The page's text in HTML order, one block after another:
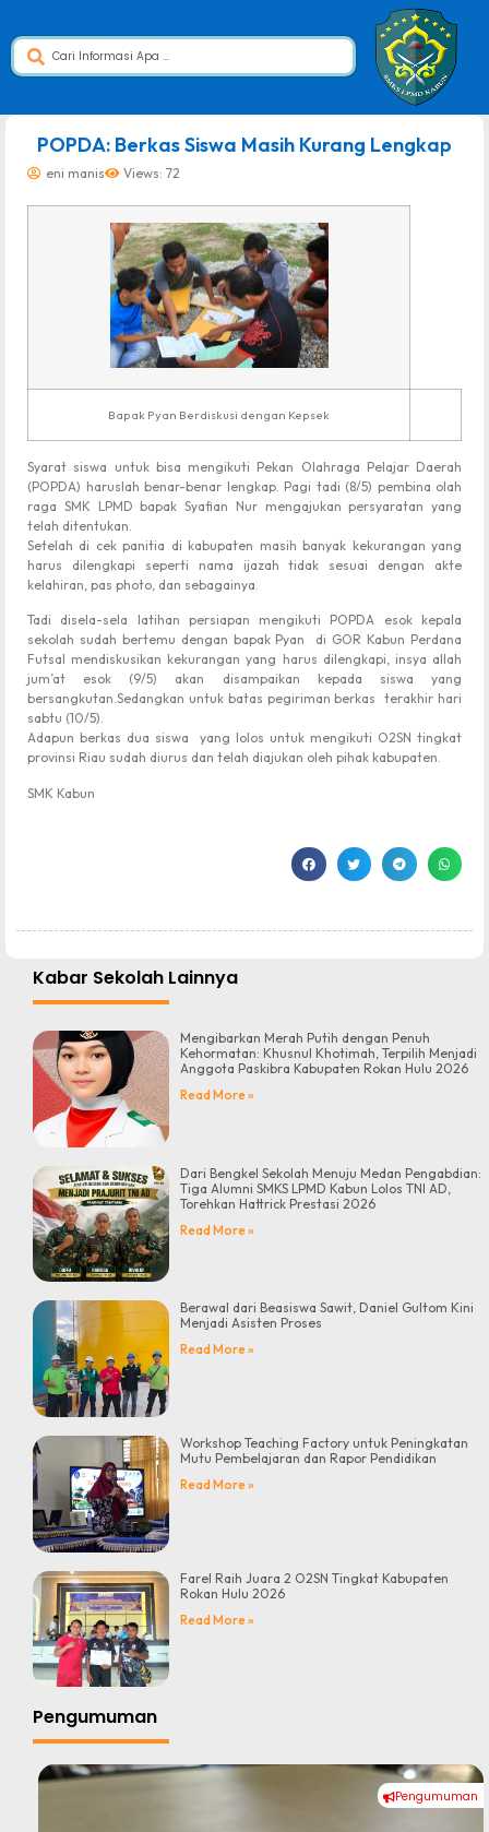
POPDA: Berkas Siswa Masih Kurang Lengkap
eni manis Views: 72
Bapak Pyan Berdiskusi dengan Kepsek
Syarat siswa untuk bisa mengikuti Pekan Olahraga Pelajar Daerah
(POPDA) haruslah benar-benar lengkap. Pagi tadi (8/5) pembina olah
raga SMK LPMD bapak Syafian Nur mengajukan persyaratan yang
telah ditentukan.
Setelah di cek panitia di kabupaten masih banyak kekurangan yang
harus dilengkapi seperti nama ijazah tidak sesuai dengan akte
kelahiran, pas photo, dan sebagainya.
Tadi disela-sela latihan persiapan mengikuti POPDA esok kepala
sekolah sudah bertemu dengan bapak Pyan di GOR Kabun Perdana
Futsal mendiskusikan kekurangan yang harus dilengkapi, insya allah
jum’at esok (9/5) akan disampaikan kepada siswa yang
bersangkutan.Sedangkan untuk batas pegiriman berkas terakhir hari
sabtu (10/5).
Adapun berkas dua siswa yang lolos untuk mengikuti O2SN tingkat
provinsi Riau sudah diurus dan telah diajukan oleh pihak kabupaten.
SMK Kabun
Kabar Sekolah Lainnya
Mengibarkan Merah Putih dengan Penuh
Kehormatan: Khusnul Khotimah, Terpilih Menjadi
Anggota Paskibra Kabupaten Rokan Hulu 2026
Read More »
Dari Bengkel Sekolah Menuju Medan Pengabdian:
Tiga Alumni SMKS LPMD Kabun Lolos TNI AD,
Torehkan Hattrick Prestasi 2026
Read More »
Berawal dari Beasiswa Sawit, Daniel Gultom Kini
Menjadi Asisten Proses
Read More »
Workshop Teaching Factory untuk Peningkatan
Mutu Pembelajaran dan Rapor Pendidikan
Read More »
Farel Raih Juara 2 O2SN Tingkat Kabupaten
Rokan Hulu 2026
Read More »
Pengumuman
Pengumuman